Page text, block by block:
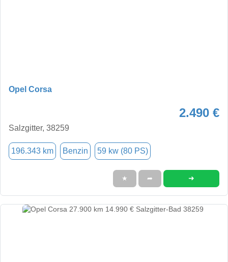
Opel Corsa
2.490 €
Salzgitter, 38259
196.343 km Benzin 59 kw (80 PS)
★ ➦ ➜